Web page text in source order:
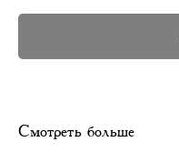
Смотреть больше